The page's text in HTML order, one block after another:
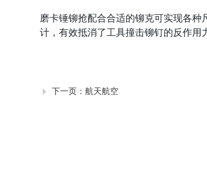
磨卡锤铆抢配合合适的铆克可实现各
计，有效抵消了工具撞击铆钉的反作用
下一页： 航天航空